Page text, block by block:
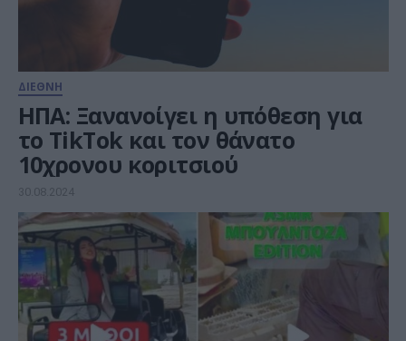
ΔΙΕΘΝΗ
ΗΠΑ: Ξανανοίγει η υπόθεση για
το TikTok και τον θάνατο
10χρονου κοριτσιού
30.08.2024